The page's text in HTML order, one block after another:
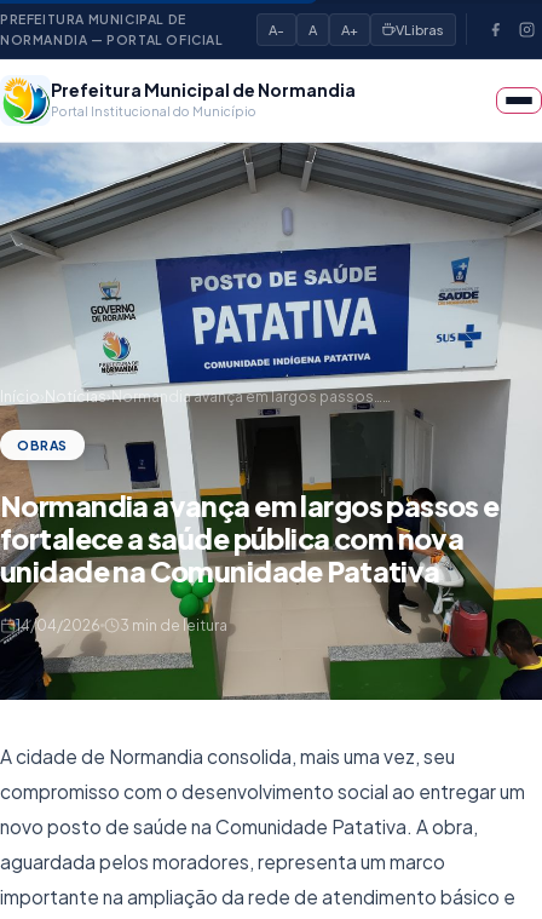
PREFEITURA MUNICIPAL DE
NORMANDIA — PORTAL OFICIAL
A- A A+ VLibras
Prefeitura Municipal de Normandia
Portal Institucional do Município
Início Notícias›Normandia avança em largos passos……
OBRAS
Normandia avança em largos passos e
fortalece a saúde pública com nova
unidade na Comunidade Patativa
14/04/2026 3 min de leitura
A cidade de Normandia consolida, mais uma vez, seu
compromisso com o desenvolvimento social ao entregar um
novo posto de saúde na Comunidade Patativa. A obra,
aguardada pelos moradores, representa um marco
importante na ampliação da rede de atendimento básico e